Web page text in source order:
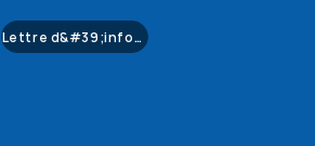
Lettre d&#39;information